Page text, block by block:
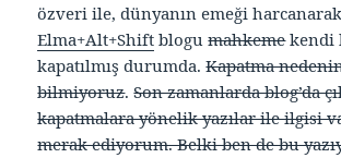
özveri ile, dünyanın emeği
Elma+Alt+Shift blogumahkemekendi
kapatılmış durumda.Kapatma
bilmiyoruz.Son zamanlarda blog’da
kapatmalara yönelik yazılar ile ilgisi
merak ediyorum. Belki ben de bu